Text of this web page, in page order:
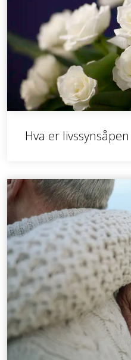
Hva er